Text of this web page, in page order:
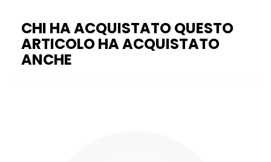
CHI HA ACQUISTATO QUESTO
ARTICOLO HA ACQUISTATO
ANCHE